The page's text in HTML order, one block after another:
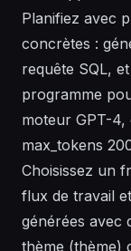
Planifiez avec
concrètes :
requête SQL,
programme
moteur GPT-4,
max_tokens
Choisissez un
flux de travail
générées avec
thème (thème)